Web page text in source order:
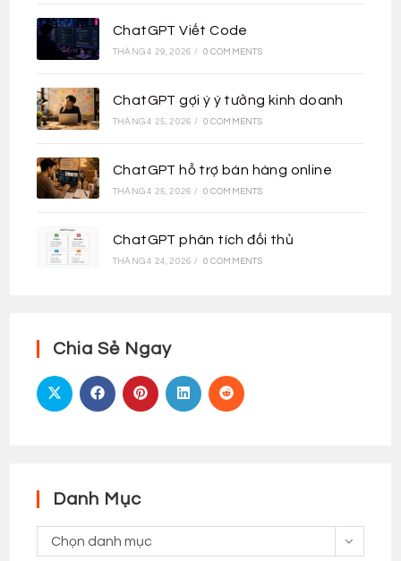
ChatGPT Viết Code
THÁNG 4 29, 2026 / 0 COMMENTS
ChatGPT gợi ý ý tưởng kinh doanh
THÁNG 4 25, 2026 / 0 COMMENTS
ChatGPT hỗ trợ bán hàng online
THÁNG 4 25, 2026 / 0 COMMENTS
ChatGPT phân tích đối thủ
THÁNG 4 24, 2026 / 0 COMMENTS
Chia Sẻ Ngay
Danh Mục
Danh
Mục
Chọn danh mục